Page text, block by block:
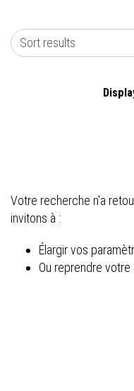
Sort results
Votre recherche n'a
invitons à :
Élargir vos
Ou reprendre